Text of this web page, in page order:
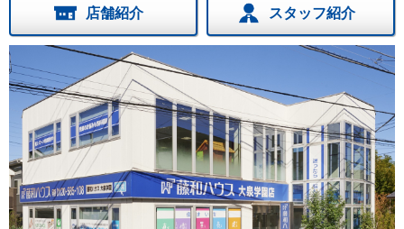
店舗紹介 スタッフ紹介